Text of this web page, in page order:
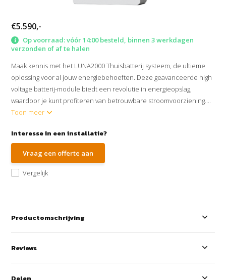
€5.590,-
Op voorraad: vóór 14:00 besteld, binnen 3 werkdagen
verzonden of af te halen
Maak kennis met het LUNA2000 Thuisbatterij systeem, de ultieme
oplossing voor al jouw energiebehoeften. Deze geavanceerde high
voltage batterij-module biedt een revolutie in energieopslag,
waardoor je kunt profiteren van betrouwbare stroomvoorziening....
Toon meer
Interesse in een installatie?
Vraag een offerte aan
Vergelijk
Productomschrijving
Reviews
Delen